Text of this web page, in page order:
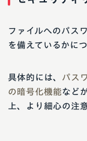
ファイルへのパス
を備えているかに
具体的には、 パス
の暗号化機能など
上、より細心の注